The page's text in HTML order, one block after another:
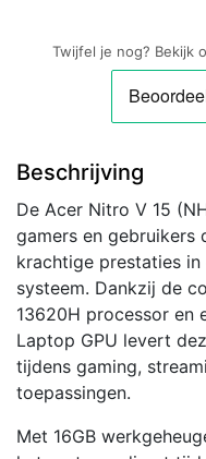
i7-
|
RTX5060
|
16GB
RAM
|
512GB
SSD
|
Twijfel je nog? Bekijk
Beschrijving
De Acer Nitro V 15
gamers en gebruikers
krachtige prestaties
systeem. Dankzij de
13620H processor en
Laptop GPU levert
tijdens gaming,
toepassingen.
Met 16GB